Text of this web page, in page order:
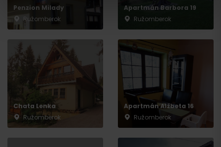
Penzion Milady
Ružomberok
Apartmán Barbora 19
Ružomberok
Chata Lenka
Ružomberok
Apartmán Alžbeta 16
Ružomberok